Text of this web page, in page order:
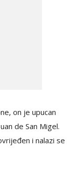
on je upucan
de San Migel.
i nalazi se